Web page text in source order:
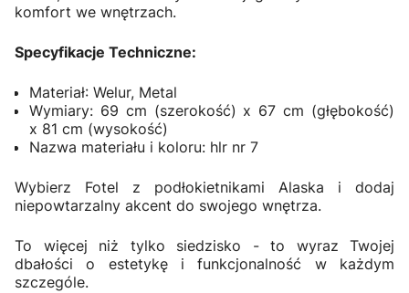
komfort we wnętrzach.
Specyfikacje Techniczne:
Materiał: Welur, Metal
Wymiary: 69 cm (szerokość) x 67 cm (głębokość)
x 81 cm (wysokość)
Nazwa materiału i koloru: hlr nr 7
Wybierz Fotel z podłokietnikami Alaska i dodaj
niepowtarzalny akcent do swojego wnętrza.
To więcej niż tylko siedzisko - to wyraz Twojej
dbałości o estetykę i funkcjonalność w każdym
szczególe.